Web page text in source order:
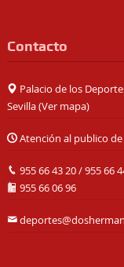
Contacto
Palacio de los
Sevilla (Ver mapa)
Atención al publico de
955 66 43 20/955 66
955 66 06 96